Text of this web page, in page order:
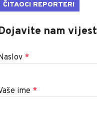
ČITAOCI REPORTERI
nam vijest
*
ime *